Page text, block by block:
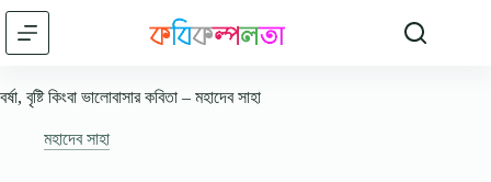
Skip
content
বর্ষা, বৃষ্টি কিংবা ভালোবাসার কবিতা – মহাদেব সাহা
মহাদেব সাহা